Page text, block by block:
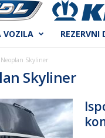
VOZILA REZERVNI
Neoplan Skyliner
Skyliner